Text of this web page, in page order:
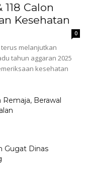
Calon
Kesehatan
0
terus melanjutkan
tahun aggaran 2025
kesehatan
Berawal
Gugat Dinas